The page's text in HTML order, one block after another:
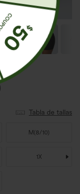
Tabla de tallas
M (8/10)
1X